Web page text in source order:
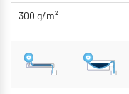
300 g/m²